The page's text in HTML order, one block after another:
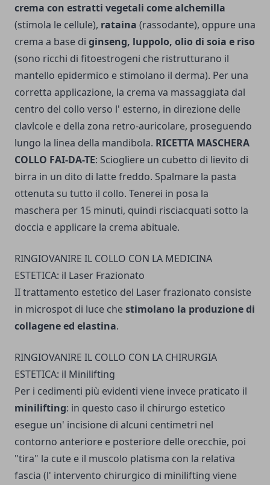
crema con estratti vegetali come alchemilla
(stimola le cellule), rataina (rassodante), oppure una
crema a base di ginseng, luppolo, olio di soia e riso
(sono ricchi di fitoestrogeni che ristrutturano il
mantello epidermico e stimolano il derma). Per una
corretta applicazione, la crema va massaggiata dal
centro del collo verso l' esterno, in direzione delle
clavlcole e della zona retro-auricolare, proseguendo
lungo la linea della mandibola. RICETTA MASCHERA
COLLO FAI-DA-TE: Sciogliere un cubetto di lievito di
birra in un dito di latte freddo. Spalmare la pa­sta
ottenuta su tutto il collo. Tenerei in posa la
maschera per 15 minuti, quindi risciacquati sotto la
doccia e applicare la crema abituale.
RINGIOVANIRE IL COLLO CON LA MEDICINA
ESTETICA: il Laser Frazionato
II trattamento estetico del Laser frazionato consiste
in microspot di luce chestimolano la produzione di
collagene ed elasti­na.
RINGIOVANIRE IL COLLO CON LA CHIRURGIA
ESTETICA: il Minilifting
Per i cedimenti più evidenti viene invece praticato il
minilifting: in questo caso il chirurgo estetico
esegue un' incisione di alcuni centimetri nel
contorno anteriore e posteriore delle orecchie, poi
"tira" la cute e il muscolo platisma con la relativa
fascia (l' intervento chirurgico di minilifting viene